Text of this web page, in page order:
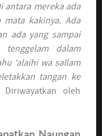
antara mereka ada
mata kakinya. Ada
ada yang sampai
dalam
‘alaihi wa sallam
tangan ke
oleh